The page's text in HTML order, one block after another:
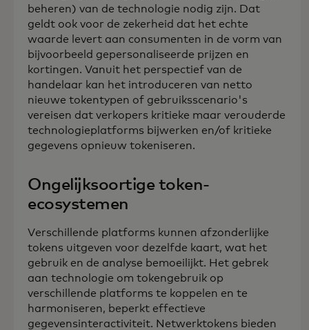
beheren) van de technologie nodig zijn. Dat
geldt ook voor de zekerheid dat het echte
waarde levert aan consumenten in de vorm van
bijvoorbeeld gepersonaliseerde prijzen en
kortingen. Vanuit het perspectief van de
handelaar kan het introduceren van netto
nieuwe tokentypen of gebruiksscenario's
vereisen dat verkopers kritieke maar verouderde
technologieplatforms bijwerken en/of kritieke
gegevens opnieuw tokeniseren.
Ongelijksoortige token-
ecosystemen
Verschillende platforms kunnen afzonderlijke
tokens uitgeven voor dezelfde kaart, wat het
gebruik en de analyse bemoeilijkt. Het gebrek
aan technologie om tokengebruik op
verschillende platforms te koppelen en te
harmoniseren, beperkt effectieve
gegevensinteractiviteit. Netwerktokens bieden